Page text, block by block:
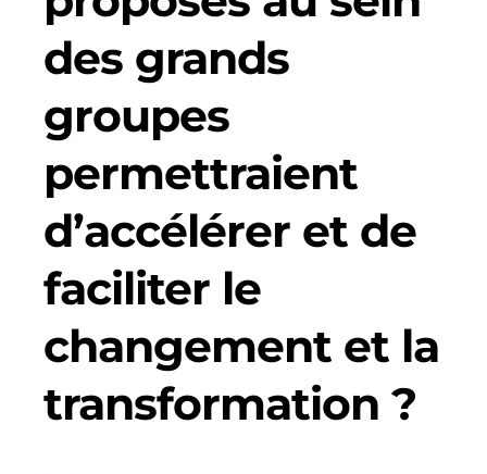
des grands
groupes
permettraient
d’accélérer et de
faciliter le
changement et la
transformation ?